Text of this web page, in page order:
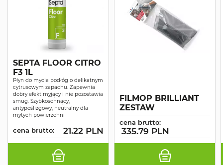
SEPTA FLOOR CITRO
F3 1L
Płyn do mycia podłóg o delikatnym
cytrusowym zapachu. Zapewnia
dobry efekt myjący i nie pozostawia
smug. Szybkoschnący,
antypoślizgowy, neutralny dla
mytych powierzchni
cena brutto: 21.22 PLN
FILMOP BRILLIANT
ZESTAW
cena brutto:
335.79 PLN